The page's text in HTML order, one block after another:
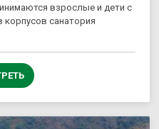
взрослые и дети с
корпусов санатория